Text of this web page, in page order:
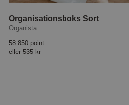
Organisationsboks Sort
Organista
58 850 point
eller 535 kr